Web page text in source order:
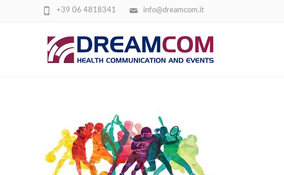
info@dreamcom.it
+39 06 4818341
MED. DELLO SPORT